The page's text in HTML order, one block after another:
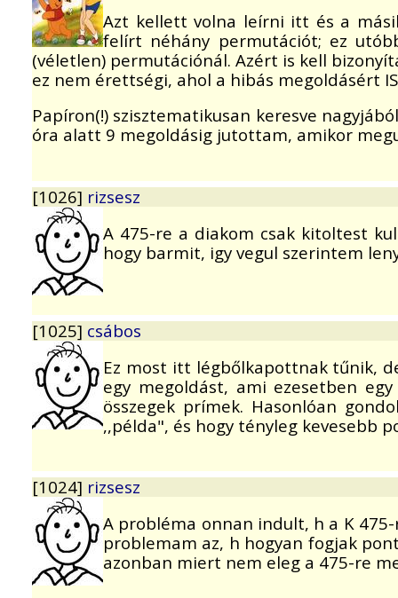
Azt kellett volna leírni itt és a
felírt néhány permutációt; ez
(véletlen) permutációnál. Azért is kell
ez nem érettségi, ahol a hibás megoldásért
Papíron(!) szisztematikusan keresve
óra alatt 9 megoldásig jutottam, amikor
[1026] rizsesz
A 475-re a diakom csak kitoltest
hogy barmit, igy vegul szerintem
[1025] csábos
Ez most itt légbőlkapottnak tűnik,
egy megoldást, ami ezesetben
összegek prímek. Hasonlóan
,,példa", és hogy tényleg kevesebb
[1024] rizsesz
A probléma onnan indult, h a K
problemam az, h hogyan fogjak
azonban miert nem eleg a 475-re